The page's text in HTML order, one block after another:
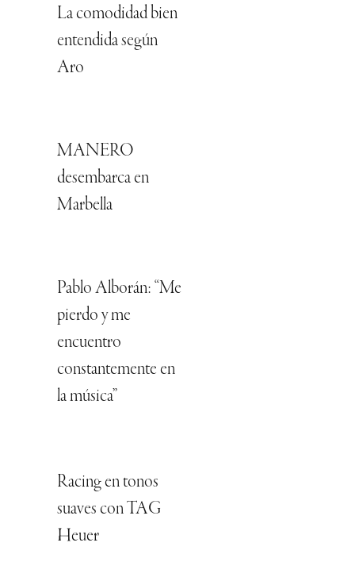
La comodidad bien
entendida según
Aro
MANERO
desembarca en
Marbella
Pablo Alborán: “Me
pierdo y me
encuentro
constantemente en
la música”
Racing en tonos
suaves con TAG
Heuer